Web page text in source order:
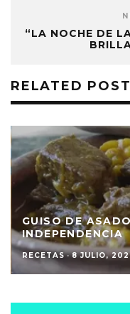
“LA NOCHE DE
RELATED
GUISO DE
INDEPENDENCIA
RECETAS · 8 JULIO,